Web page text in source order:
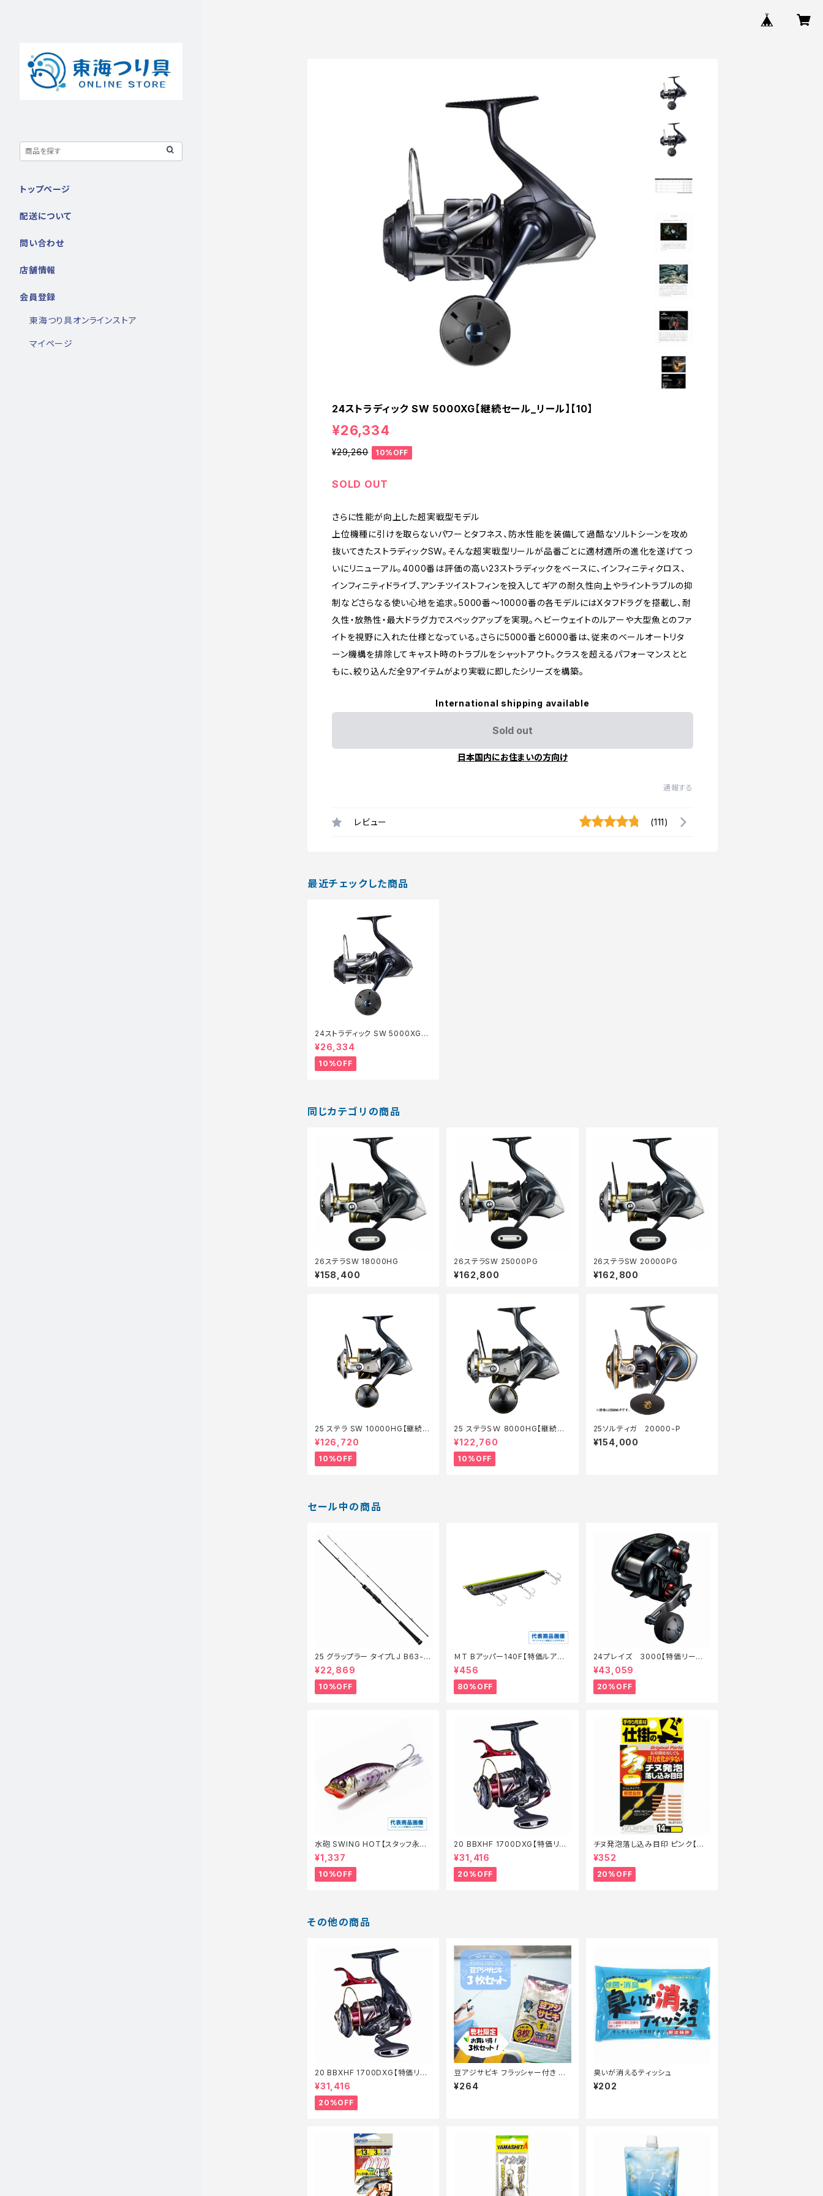
24ストラディック SW 5000XG【継続セール_リール】【10】
¥26,334
¥29,260 10%OFF
SOLD OUT
さらに性能が向上した超実戦型モデル
上位機種に引けを取らないパワーとタフネス、防水性能を装備して過酷なソルトシーンを攻め
抜いてきたストラディックSW。そんな超実戦型リールが品番ごとに適材適所の進化を遂げてつ
いにリニューアル。4000番は評価の高い23ストラディックをベースに、インフィニティクロス、
インフィニティドライブ、アンチツイストフィンを投入してギアの耐久性向上やライントラブルの抑
制などさらなる使い心地を追求。5000番〜10000番の各モデルにはXタフドラグを搭載し、耐
久性・放熱性・最大ドラグ力でスペックアップを実現。ヘビーウェイトのルアーや大型魚とのファ
イトを視野に入れた仕様となっている。さらに5000番と6000番は、従来のベールオートリタ
ーン機構を排除してキャスト時のトラブルをシャットアウト。クラスを超えるパフォーマンスとと
もに、絞り込んだ全9アイテムがより実戦に即したシリーズを構築。
International shipping available
Sold out
日本国内にお住まいの方向け
通報する
レビュー (111)
最近チェックした商品
24ストラディック SW 5000XG
【継続セール_リール】【10】
¥26,334
10%OFF
同じカテゴリの商品
26ステラSW 18000HG
¥158,400
26ステラSW 25000PG
¥162,800
26ステラSW 20000PG
¥162,800
25 ステラ SW 10000HG【継続セ
ール_リール】【10】
¥126,720
10%OFF
25 ステラＳＷ 8000HG【継続セ
ール_リール】【10】
¥122,760
10%OFF
25ソルティガ 20000-P
¥154,000
セール中の商品
25 グラップラー タイプLJ B63-3
【継続セール_ロッド】【10】
¥22,869
10%OFF
ＭT Bアッパー140F【特価ルアー】
【80】
¥456
80%OFF
24プレイズ 3000【特価リール】
【20】
¥43,059
20%OFF
水砲 SWING HOT【スタッフ永徳
夏のチニングオススメルアー】
¥1,337
10%OFF
20 BBXHF 1700DXG【特価リー
ル】【20】
¥31,416
20%OFF
チヌ発泡落し込み目印 ピンク【特
価仕掛】【20】
¥352
20%OFF
その他の商品
20 BBXHF 1700DXG【特価リー
ル】【20】
¥31,416
20%OFF
豆アジサビキ フラッシャー付き シ
ョート 3枚入り 1-0.6-0.8【Tオ
リ】【継続セール_仕掛】
¥264
臭いが消えるティッシュ
¥202
トップページ
配送について
問い合わせ
店舗情報
会員登録
東海つり具オンラインストア
マイページ